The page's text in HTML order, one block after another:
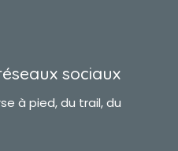
sociaux
à pied, du trail, du